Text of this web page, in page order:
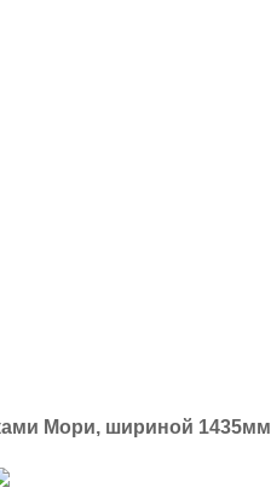
Мори, шириной 1435мм